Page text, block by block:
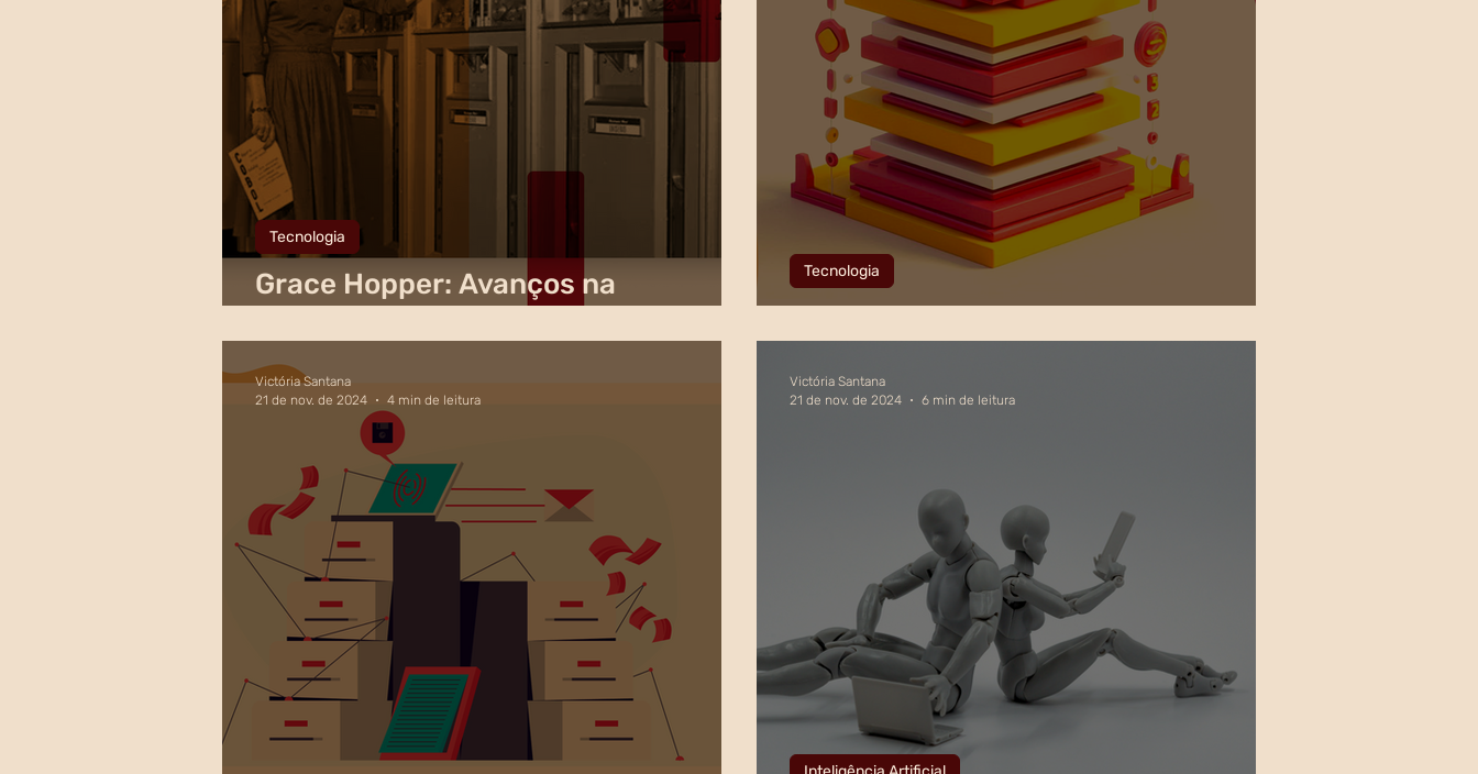
Grace Hopper: Avanços na
Tecnologia
Tecnologia
Victória Santana
21 de nov. de 2024
4 min de leitura
Victória Santana
21 de nov. de 2024
6 min de leitura